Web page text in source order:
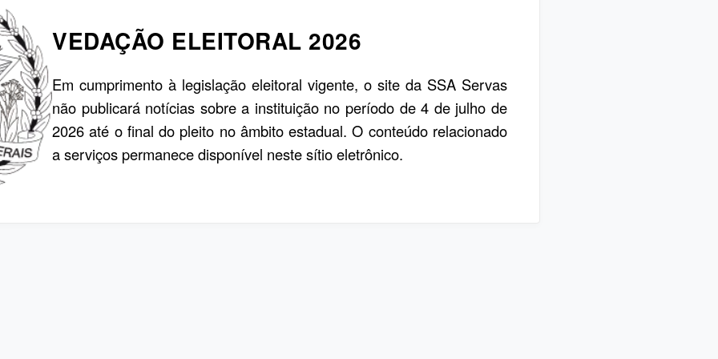
VEDAÇÃO ELEITORAL 2026
Em cumprimento à legislação eleitoral vigente, o site da SSA Servas
não publicará notícias sobre a instituição no período de 4 de julho de
2026 até o final do pleito no âmbito estadual. O conteúdo relacionado
a serviços permanece disponível neste sítio eletrônico.